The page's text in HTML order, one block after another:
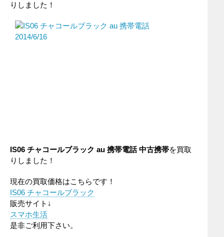
りしました！
IS06 チャコールブラック au 携帯電話中古携帯を買取
りしました！
現在の買取価格はこちらです！
IS06 チャコールブラック
販売サイト↓
スマホ生活
是非ご利用下さい。